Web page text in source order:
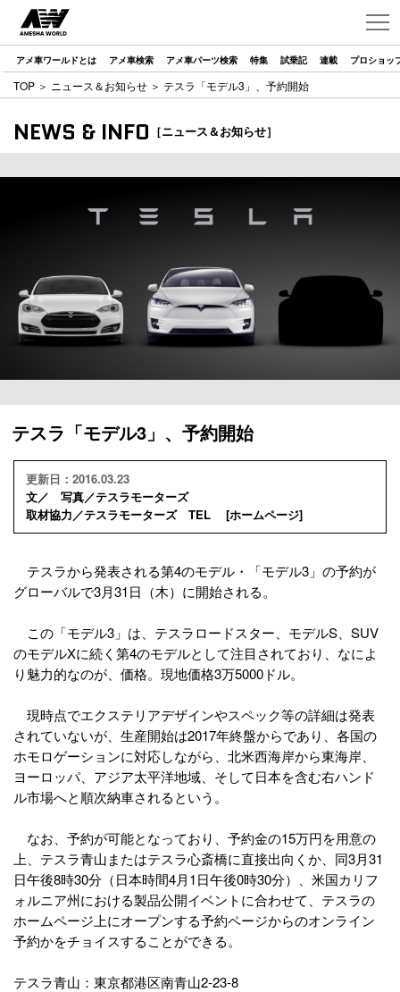
アメ車ワールドとは アメ車検索 アメ車パーツ検索 特集 試乗記 連載 プロショッ
TOP ＞ ニュース＆お知らせ ＞ テスラ「モデル3」、予約開始
NEWS & INFO ［ニュース＆お知らせ］
テスラ「モデル3」、予約開始
更新日：2016.03.23
文／ 写真／テスラモーターズ
取材協力／テスラモーターズ TEL [ホームページ]
テスラから発表される第4のモデル・「モデル3」の予約が
グローバルで3月31日（木）に開始される。
この「モデル3」は、テスラロードスター、モデルS、SUV
のモデルXに続く第4のモデルとして注目されており、なによ
り魅力的なのが、価格。現地価格3万5000ドル。
現時点でエクステリアデザインやスペック等の詳細は発表
されていないが、生産開始は2017年終盤からであり、各国の
ホモロゲーションに対応しながら、北米西海岸から東海岸、
ヨーロッパ、アジア太平洋地域、そして日本を含む右ハンド
ル市場へと順次納車されるという。
なお、予約が可能となっており、予約金の15万円を用意の
上、テスラ青山またはテスラ心斎橋に直接出向くか、同3月31
日午後8時30分（日本時間4月1日午後0時30分）、米国カリフ
ォルニア州における製品公開イベントに合わせて、テスラの
ホームページ上にオープンする予約ページからのオンライン
予約かをチョイスすることができる。
テスラ青山：東京都港区南青山2-23-8